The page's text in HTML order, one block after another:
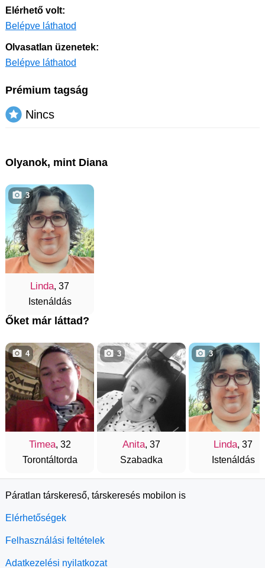
Elérhető volt:
Belépve láthatod
Olvasatlan üzenetek:
Belépve láthatod
Prémium tagság
Nincs
Olyanok, mint Diana
Linda, 37
Istenáldás
3
Őket már láttad?
Timea, 32
Torontáltorda
4
Anita, 37
Szabadka
3
Linda, 37
Istenáldás
3
Páratlan társkereső, társkeresés mobilon is
Elérhetőségek
Felhasználási feltételek
Adatkezelési nyilatkozat